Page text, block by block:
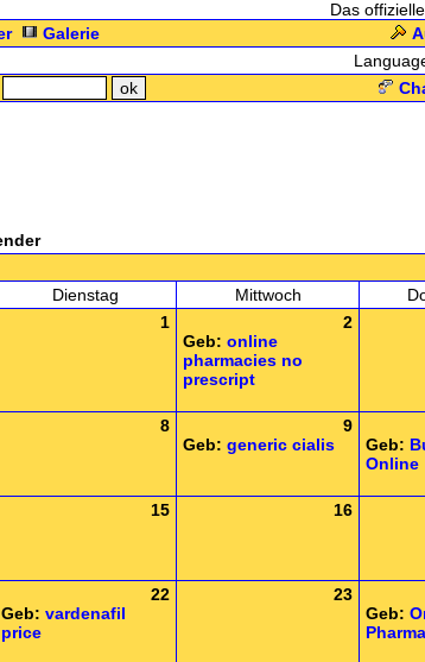
Das
Galerie
Dienstag Mittwoch
1
2
Geb: online
pharmacies no
prescript
8
9
Geb: generic cialis
Geb:
Online
15 16
22
Geb: vardenafil
price
23
Geb: